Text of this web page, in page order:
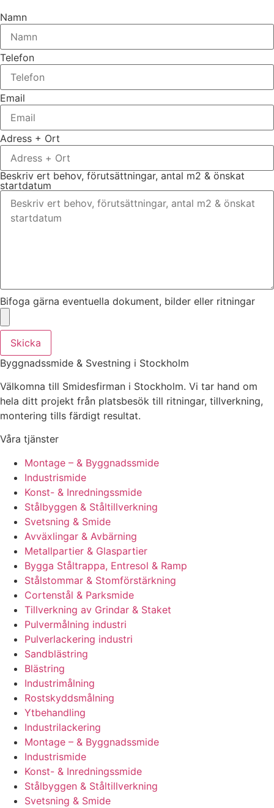
Namn
Telefon
Email
Adress + Ort
Beskriv ert behov, förutsättningar, antal m2 & önskat
startdatum
Bifoga gärna eventuella dokument, bilder eller ritningar
Skicka
Byggnadssmide & Svestning i Stockholm
Välkomna till Smidesfirman i Stockholm. Vi tar hand om
hela ditt projekt från platsbesök till ritningar, tillverkning,
montering tills färdigt resultat.
Våra tjänster
Montage – & Byggnadssmide
Industrismide
Konst- & Inredningssmide
Stålbyggen & Ståltillverkning
Svetsning & Smide
Avväxlingar & Avbärning
Metallpartier & Glaspartier
Bygga Ståltrappa, Entresol & Ramp
Stålstommar & Stomförstärkning
Cortenstål & Parksmide
Tillverkning av Grindar & Staket
Pulvermålning industri
Pulverlackering industri
Sandblästring
Blästring
Industrimålning
Rostskyddsmålning
Ytbehandling
Industrilackering
Montage – & Byggnadssmide
Industrismide
Konst- & Inredningssmide
Stålbyggen & Ståltillverkning
Svetsning & Smide